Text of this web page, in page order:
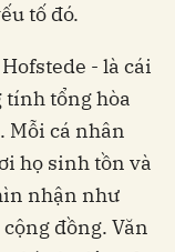
tố đó.
- là cái
tính tổng hòa
Mỗi cá nhân
họ sinh tồn và
nhận như
đồng. Văn